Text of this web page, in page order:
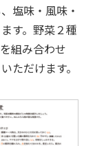
塩味・風味・
す。野菜２種
組み合わせ
ただけます。